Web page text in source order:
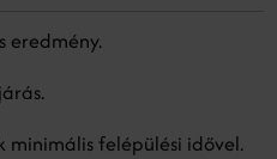
eredmény.
felépülési idővel.